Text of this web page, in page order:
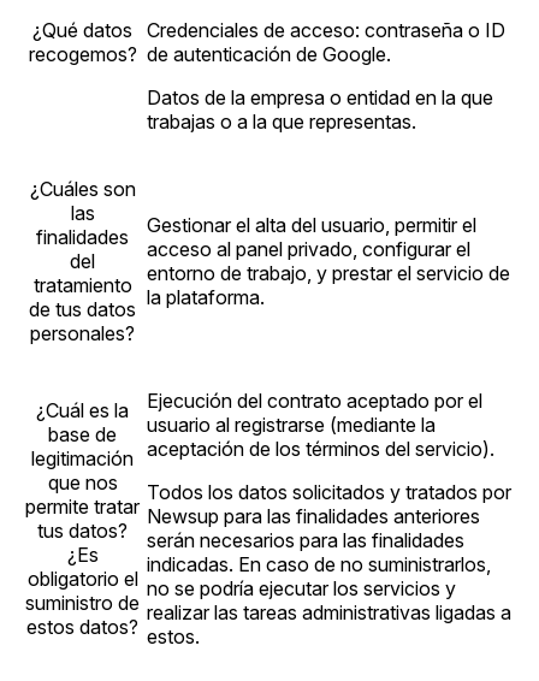
¿Qué datos
recogemos?
Credenciales de acceso: contraseña o ID
de autenticación de Google.
Datos de la empresa o entidad en la que
trabajas o a la que representas.
¿Cuáles son
las
finalidades
del
tratamiento
de tus datos
personales?
Gestionar el alta del usuario, permitir el
acceso al panel privado, configurar el
entorno de trabajo, y prestar el servicio de
la plataforma.
¿Cuál es la
base de
legitimación
que nos
permite tratar
tus datos?
¿Es
obligatorio el
suministro de
estos datos?
Ejecución del contrato aceptado por el
usuario al registrarse (mediante la
aceptación de los términos del servicio).
Todos los datos solicitados y tratados por
Newsup para las finalidades anteriores
serán necesarios para las finalidades
indicadas. En caso de no suministrarlos,
no se podría ejecutar los servicios y
realizar las tareas administrativas ligadas a
estos.